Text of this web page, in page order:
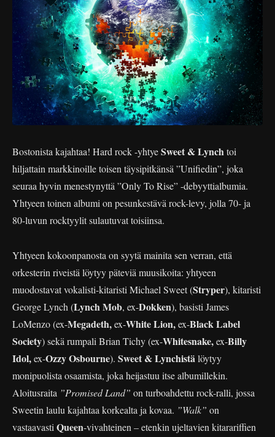
Bostonista kajahtaa! Hard rock -yhtyeSweet & Lynchtoi
hiljattain markkinoille toisen täysipitkänsä ”Unifiedin”, joka
seuraa hyvin menestynyttä ”Only To Rise” -debyyttialbumia.
Yhtyeen toinen albumi on pesunkestävä rock-levy, jolla 70- ja
80-luvun rocktyylit sulautuvat toisiinsa.
Yhtyeen kokoonpanosta on syytä mainita sen verran, että
orkesterin riveistä löytyy päteviä muusikoita: yhtyeen
muodostavat vokalisti-kitaristi Michael Sweet (Stryper), kitaristi
George Lynch (Lynch Mob, ex-Dokken), basisti James
LoMenzo (ex-Megadeth,ex-White Lion,ex-Black Label
Society) sekä rumpali Brian Tichy (ex-Whitesnake,ex-Billy
Idol,ex-Ozzy Osbourne). Sweet & Lynchistälöytyy
monipuolista osaamista, joka heijastuu itse albumillekin.
Aloitusraita ”Promised Land” on turboahdettu rock-ralli, jossa
Sweetin laulu kajahtaa korkealta ja kovaa. ”Walk” on
vastaavasti Queen-vivahteinen – etenkin ujeltavien kitarariffien